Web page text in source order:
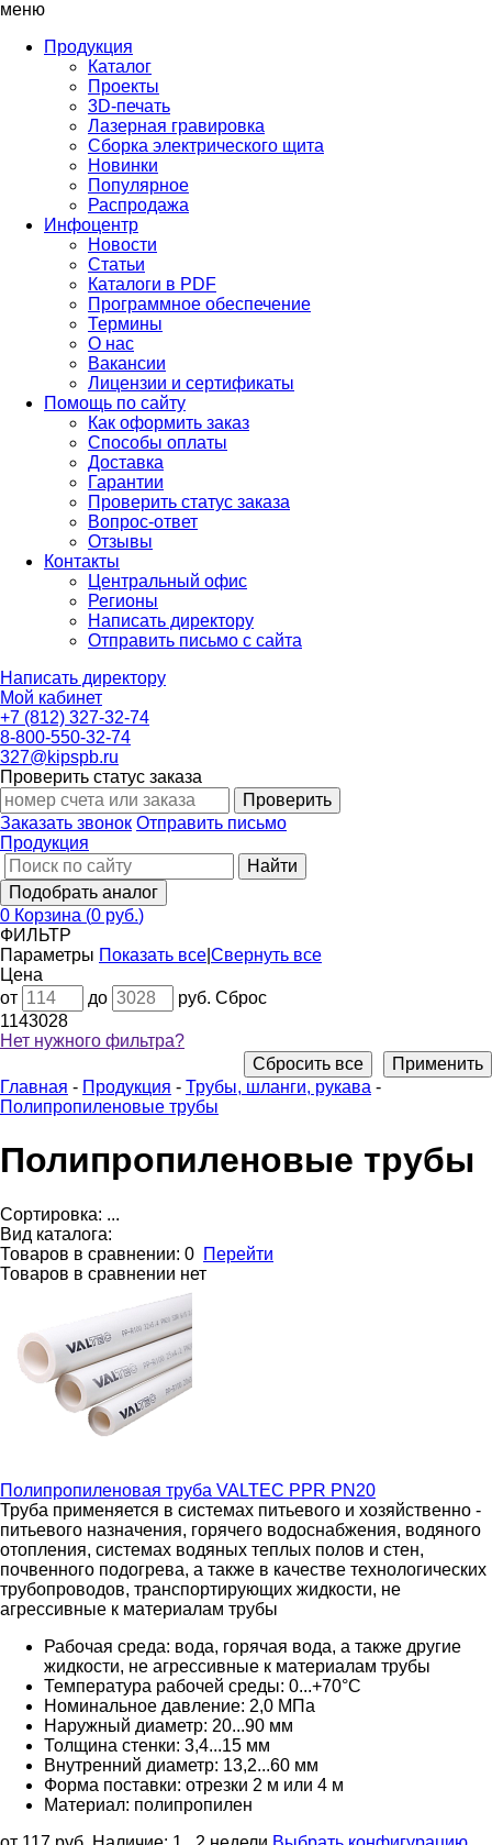
меню
Продукция
Каталог
Проекты
3D-печать
Лазерная гравировка
Сборка электрического щита
Новинки
Популярное
Распродажа
Инфоцентр
Новости
Статьи
Каталоги в PDF
Программное обеспечение
Термины
О нас
Вакансии
Лицензии и сертификаты
Помощь по сайту
Как оформить заказ
Способы оплаты
Доставка
Гарантии
Проверить статус заказа
Вопрос-ответ
Отзывы
Контакты
Центральный офис
Регионы
Написать директору
Отправить письмо с сайта
Написать директору
Мой кабинет
+7 (812) 327-32-74
8-800-550-32-74
327@kipspb.ru
Проверить статус заказа
Проверить
Заказать звонок Отправить письмо
Продукция
Найти
Подобрать аналог
0 Корзина (0 руб.)
ФИЛЬТР
Параметры Показать все Свернуть все
Цена
от
до руб. Сброс
1143028
Нет нужного фильтра?
Применить
Сбросить все
Главная - Продукция - Трубы, шланги, рукава -
Полипропиленовые трубы
Полипропиленовые трубы
Сортировка: ...
Вид каталога:
Товаров в сравнении: 0 Перейти
Товаров в сравнении нет
Полипропиленовая труба VALTEC PPR PN20
Труба применяется в системах питьевого и хозяйственно -
питьевого назначения, горячего водоснабжения, водяного
отопления, системах водяных теплых полов и стен,
почвенного подогрева, а также в качестве технологических
трубопроводов, транспортирующих жидкости, не
агрессивные к материалам трубы
Рабочая среда: вода, горячая вода, а также другие
жидкости, не агрессивные к материалам трубы
Температура рабочей среды: 0...+70°C
Номинальное давление: 2,0 МПа
Наружный диаметр: 20...90 мм
Толщина стенки: 3,4...15 мм
Внутренний диаметр: 13,2...60 мм
Форма поставки: отрезки 2 м или 4 м
Материал: полипропилен